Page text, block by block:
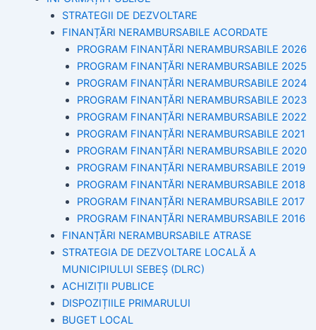
STRATEGII DE DEZVOLTARE
FINANȚĂRI NERAMBURSABILE ACORDATE
PROGRAM FINANȚĂRI NERAMBURSABILE 2026
PROGRAM FINANȚĂRI NERAMBURSABILE 2025
PROGRAM FINANȚĂRI NERAMBURSABILE 2024
PROGRAM FINANȚĂRI NERAMBURSABILE 2023
PROGRAM FINANȚĂRI NERAMBURSABILE 2022
PROGRAM FINANȚĂRI NERAMBURSABILE 2021
PROGRAM FINANȚĂRI NERAMBURSABILE 2020
PROGRAM FINANȚĂRI NERAMBURSABILE 2019
PROGRAM FINANTĂRI NERAMBURSABILE 2018
PROGRAM FINANȚĂRI NERAMBURSABILE 2017
PROGRAM FINANȚĂRI NERAMBURSABILE 2016
FINANȚĂRI NERAMBURSABILE ATRASE
STRATEGIA DE DEZVOLTARE LOCALĂ A
MUNICIPIULUI SEBEȘ (DLRC)
ACHIZIȚII PUBLICE
DISPOZIȚIILE PRIMARULUI
BUGET LOCAL